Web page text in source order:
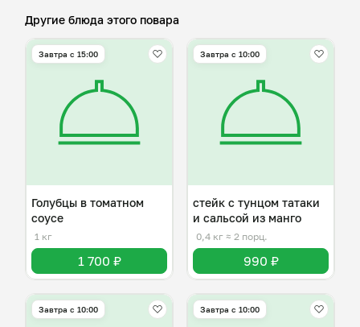
Другие блюда этого повара
Завтра c 15:00
Голубцы в томатном
соусе
1 кг
1 700 ₽
Завтра c 10:00
стейк с тунцом татаки
и сальсой из манго
0,4 кг ≈ 2 порц.
990 ₽
Завтра c 10:00 Завтра c 10:00